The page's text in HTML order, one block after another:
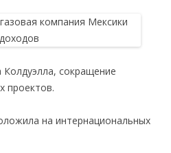
сокращение
проектов.
на интернациональных